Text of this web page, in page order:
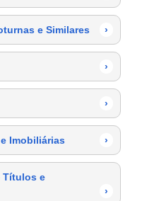
e Similares ›
›
›
Imobiliárias ›
Títulos e
›